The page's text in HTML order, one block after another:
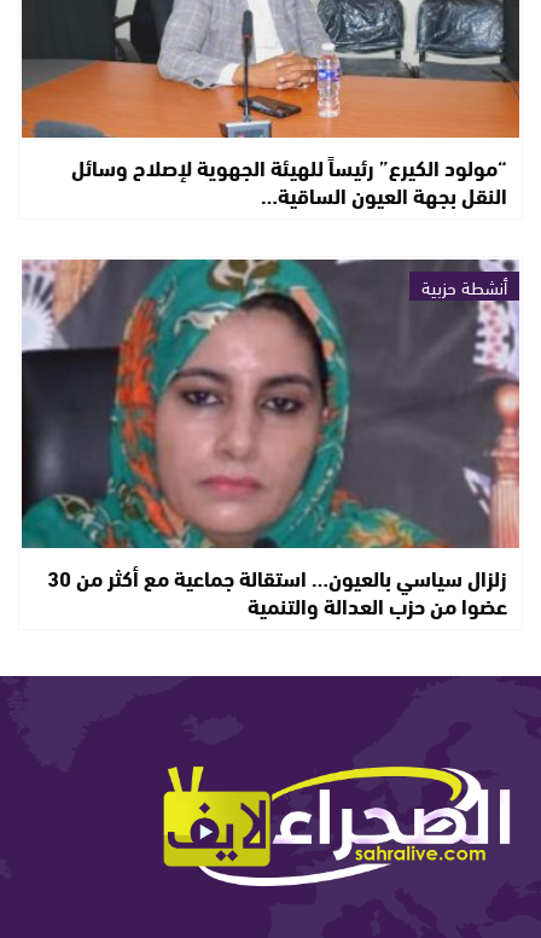
“مولود الكيرع” رئيساً للهيئة الجهوية لإصلاح وسائل
النقل بجهة العيون الساقية…
أنشطة حزبية
زلزال سياسي بالعيون… استقالة جماعية مع أكثر من 30
عضوا من حزب العدالة والتنمية